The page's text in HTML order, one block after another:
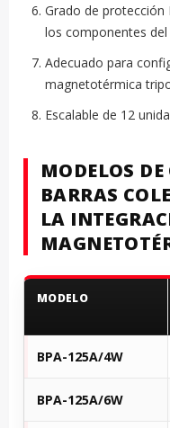
Grado de protección
los componentes
Adecuado para
magnetotérmica
Escalable de 12
MODELOS
BARRAS
LA
MODELO
BPA-125A/4W
BPA-125A/6W